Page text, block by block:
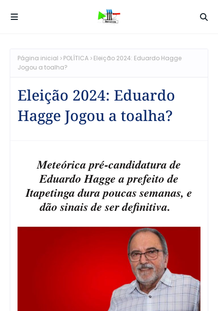
Página inicial POLÍTICA
Eleição 2024: Eduardo Hagge
Jogou a toalha?
Eleição 2024: Eduardo
Hagge Jogou a toalha?
Meteórica pré-candidatura de
Eduardo Hagge a prefeito de
Itapetinga dura poucas semanas, e
dão sinais de ser definitiva.